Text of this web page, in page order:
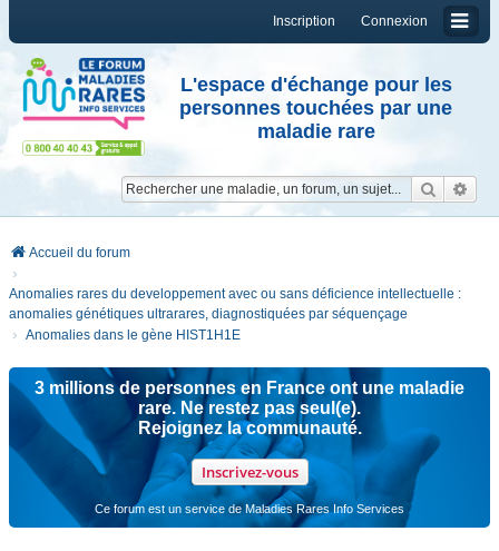
Connexion
Inscription
L'espace d'échange pour les
personnes touchées par une
maladie rare
Accueil du forum
Anomalies rares du developpement avec ou sans déficience intellectuelle :
anomalies génétiques ultrarares, diagnostiquées par séquençage
Anomalies dans le gène HIST1H1E
3 millions de personnes en France ont une maladie
rare. Ne restez pas seul(e).
Rejoignez la communauté.
Inscrivez-vous
Ce forum est un service de Maladies Rares Info Services